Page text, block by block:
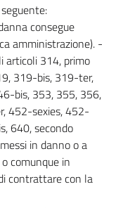
consegue
amministrazione). -
articoli 314, primo
319-bis, 319-ter,
bis, 353, 355, 356,
452-sexies, 452-
640, secondo
in danno o a
comunque in
contrattare con la